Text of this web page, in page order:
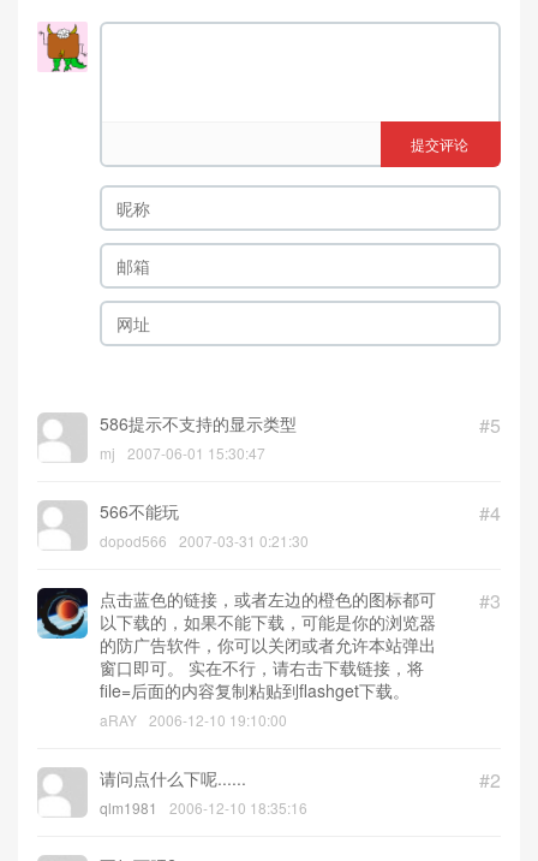
提交评论
#5
586提示不支持的显示类型
mj 2007-06-01 15:30:47
#4
566不能玩
dopod566 2007-03-31 0:21:30
#3
点击蓝色的链接，或者左边的橙色的图标都可
以下载的，如果不能下载，可能是你的浏览器
的防广告软件，你可以关闭或者允许本站弹出
窗口即可。 实在不行，请右击下载链接，将
file=后面的内容复制粘贴到flashget下载。
aRAY 2006-12-10 19:10:00
#2
请问点什么下呢......
qlm1981 2006-12-10 18:35:16